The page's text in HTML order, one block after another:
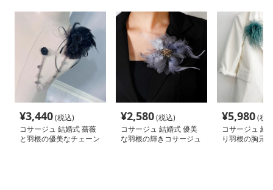
¥3,440(税込)
コサージュ 結婚式 薔薇
と羽根の優美なチェーン
¥2,580(税込)
コサージュ 結婚式 優美
な羽根の輝きコサージュ
¥5,980(税
コサージュ 結
り羽根の胸元